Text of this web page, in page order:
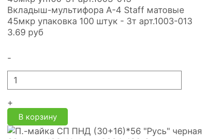
Вкладыш-мультифора A-4 Staff матовые
45мкр упаковка 100 штук - 3т арт.1003-013
3.69 руб
-
+
В корзину